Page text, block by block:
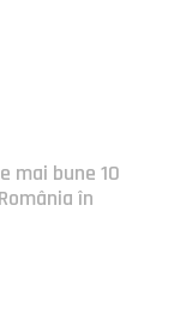
mai bune 10
în